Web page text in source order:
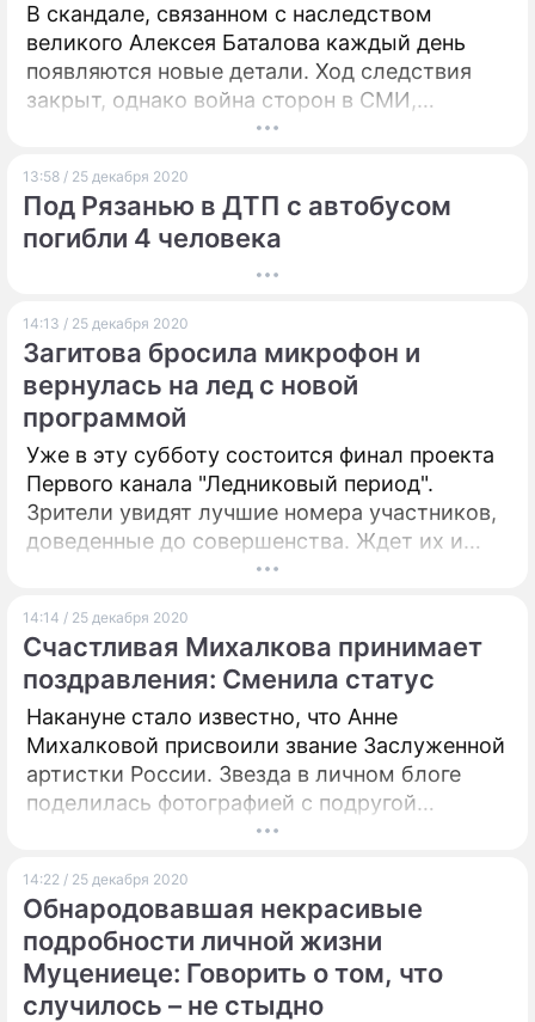
В скандале, связанном с наследством
великого Алексея Баталова каждый день
появляются новые детали. Ход следствия
закрыт, однако война сторон в СМИ,
кажется, только начинается.
13:58 / 25 декабря 2020
Под Рязанью в ДТП с автобусом
погибли 4 человека
14:13 / 25 декабря 2020
Загитова бросила микрофон и
вернулась на лед с новой
программой
Уже в эту субботу состоится финал проекта
Первого канала "Ледниковый период".
Зрители увидят лучшие номера участников,
доведенные до совершенства. Ждет их и
еще один неожиданный сюрприз.
14:14 / 25 декабря 2020
Счастливая Михалкова принимает
поздравления: Сменила статус
Накануне стало известно, что Анне
Михалковой присвоили звание Заслуженной
артистки России. Звезда в личном блоге
поделилась фотографией с подругой
Викторией Исхаковой, талант которой также
14:22 / 25 декабря 2020
Обнародовавшая некрасивые
подробности личной жизни
Муцениеце: Говорить о том, что
случилось – не стыдно